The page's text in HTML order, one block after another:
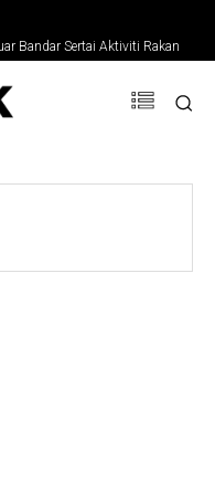
Bandar Sertai Aktiviti Rakan